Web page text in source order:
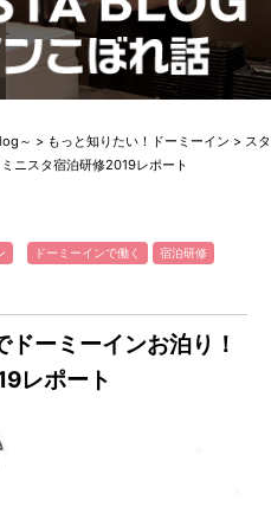
～ > もっと知りたい！ドーミーイン > スタ
ニスタ宿泊研修2019レポート
ドーミーインで働く 宿泊研修
ーミーインお泊り！
レポート